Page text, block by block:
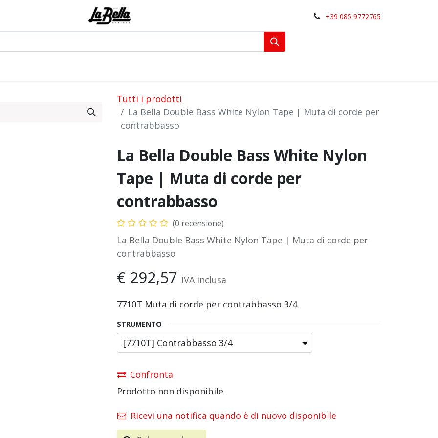
+39 085 9772765
Tutti i prodotti
La Bella Double Bass White Nylon Tape | Muta di corde per
contrabbasso
La Bella Double Bass White Nylon
Tape | Muta di corde per
contrabbasso
(0 recensione)
La Bella Double Bass White Nylon Tape | Muta di corde per
contrabbasso
€ 292,57 IVA inclusa
7710T Muta di corde per contrabbasso 3/4
STRUMENTO
Confronta
Prodotto non disponibile.
Ricevi una notifica quando è di nuovo disponibile